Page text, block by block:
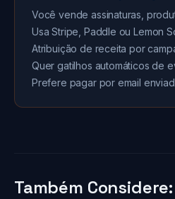
Você vende assinaturas,
Usa Stripe, Paddle ou Lemon
Atribuição de receita por
Quer gatilhos automáticos de
Prefere pagar por email
Também